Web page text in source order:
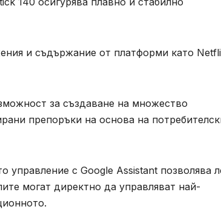
и съдържание от платформи като
за създаване на множество
препоръки на основа на
управление с Google Assistant позволява
могат директно да управляват най-